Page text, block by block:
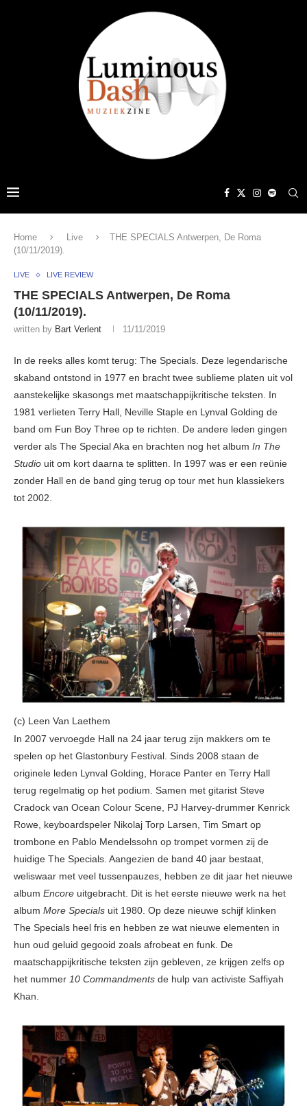
Home Live
THE SPECIALS Antwerpen, De Roma
(10/11/2019).
LIVE LIVE REVIEW
THE SPECIALS Antwerpen, De Roma
(10/11/2019).
written by Bart Verlent 11/11/2019
In de reeks alles komt terug: The Specials. Deze legendarische
skaband ontstond in 1977 en bracht twee sublieme platen uit vol
aanstekelijke skasongs met maatschappijkritische teksten. In
1981 verlieten Terry Hall, Neville Staple en Lynval Golding de
band om Fun Boy Three op te richten. De andere leden gingen
verder als The Special Aka en brachten nog het album In The
Studio uit om kort daarna te splitten. In 1997 was er een reünie
zonder Hall en de band ging terug op tour met hun klassiekers
tot 2002.
(c) Leen Van Laethem
In 2007 vervoegde Hall na 24 jaar terug zijn makkers om te
spelen op het Glastonbury Festival. Sinds 2008 staan de
originele leden Lynval Golding, Horace Panter en Terry Hall
terug regelmatig op het podium. Samen met gitarist Steve
Cradock van Ocean Colour Scene, PJ Harvey-drummer Kenrick
Rowe, keyboardspeler Nikolaj Torp Larsen, Tim Smart op
trombone en Pablo Mendelssohn op trompet vormen zij de
huidige The Specials. Aangezien de band 40 jaar bestaat,
weliswaar met veel tussenpauzes, hebben ze dit jaar het nieuwe
album Encore uitgebracht. Dit is het eerste nieuwe werk na het
album More Specials uit 1980. Op deze nieuwe schijf klinken
The Specials heel fris en hebben ze wat nieuwe elementen in
hun oud geluid gegooid zoals afrobeat en funk. De
maatschappijkritische teksten zijn gebleven, ze krijgen zelfs op
het nummer 10 Commandments de hulp van activiste Saffiyah
Khan.